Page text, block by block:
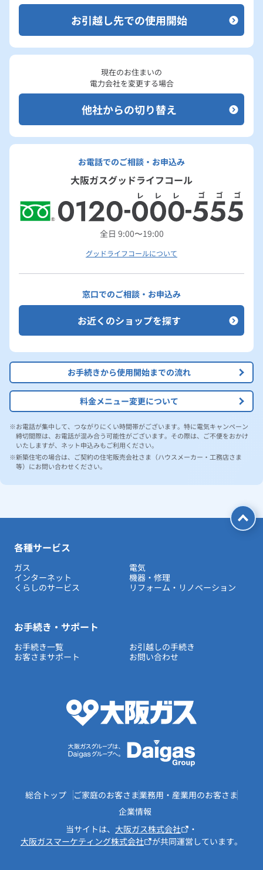
お引越し先での使用開始
現在のお住まいの
電力会社を変更する場合
他社からの切り替え
お電話でのご相談・お申込み
大阪ガスグッドライフコール
全日 9:00〜19:00
グッドライフコールについて
窓口でのご相談・お申込み
お近くのショップを探す
お手続きから使用開始までの流れ
料金メニュー変更について
お電話が集中して、つながりにくい時間帯がございます。特に電気キャンペーン
締切間際は、お電話が混み合う可能性がございます。その際は、ご不便をおかけ
いたしますが、ネット申込みもご利用ください。
新築住宅の場合は、ご契約の住宅販売会社さま（ハウスメーカー・工務店さま
等）にお問い合わせください。
各種サービス
ガス
電気
インターネット
機器・修理
くらしのサービス
リフォーム・リノベーション
お手続き・サポート
お手続き一覧
お引越しの手続き
お客さまサポート
お問い合わせ
総合トップ ご家庭のお客さま業務用・産業用のお客さま
企業情報
当サイトは、 大阪ガス株式会社
・
大阪ガスマーケティング株式会社
が共同運営しています。